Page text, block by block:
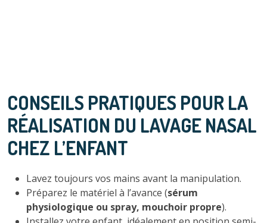
CONSEILS PRATIQUES POUR LA
RÉALISATION DU LAVAGE NASAL
CHEZ L’ENFANT
Lavez toujours vos mains avant la manipulation.
Préparez le matériel à l’avance (sérum
physiologique ou spray, mouchoir propre).